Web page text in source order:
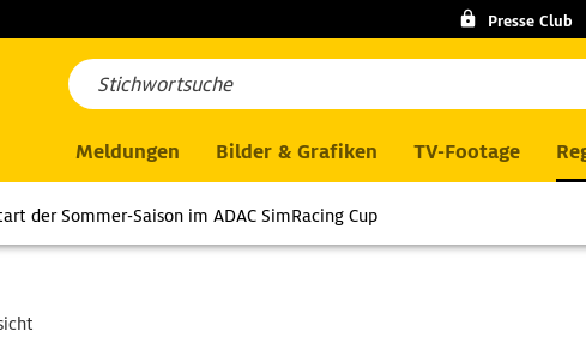
Presse Club
Meldungen Bilder & Grafiken TV-Footage
der Sommer-Saison im ADAC SimRacing Cup